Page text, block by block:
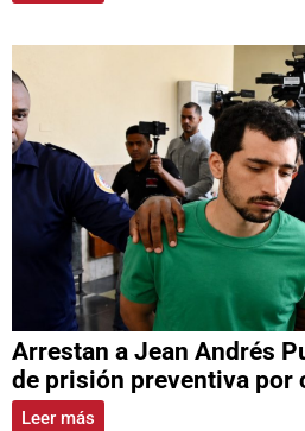
Arrestan a Jean Andrés
de prisión preventiva por
Leer más